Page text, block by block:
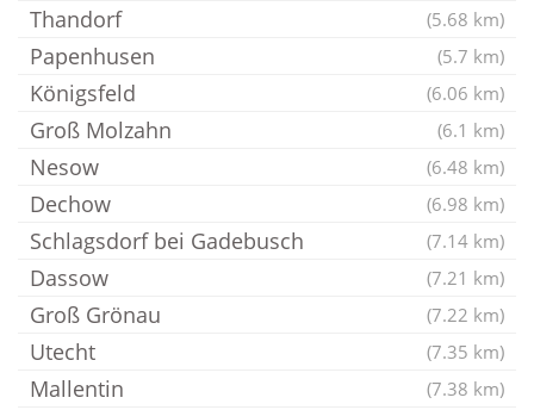
Thandorf (5.68 km)
Papenhusen (5.7 km)
Königsfeld (6.06 km)
Groß Molzahn (6.1 km)
Nesow (6.48 km)
Dechow (6.98 km)
Schlagsdorf bei Gadebusch (7.14 km)
Dassow (7.21 km)
Groß Grönau (7.22 km)
Utecht (7.35 km)
Mallentin (7.38 km)